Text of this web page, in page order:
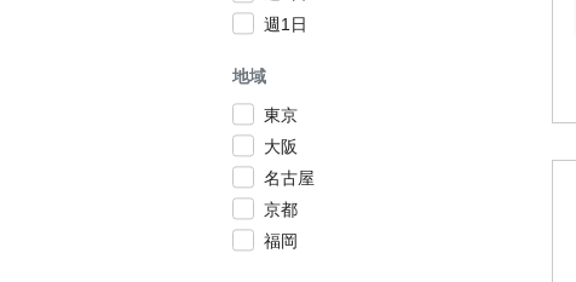
週1日
地域
東京
大阪
名古屋
京都
福岡